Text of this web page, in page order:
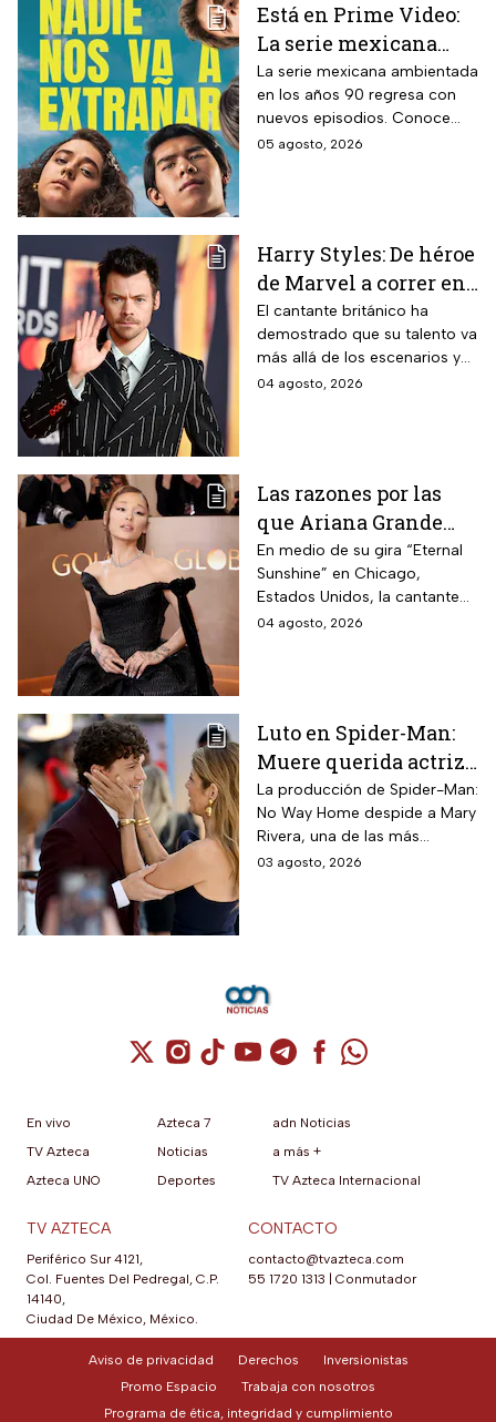
Está en Prime Video:
La serie mexicana
noventera de la que
todos están hablando
y que se ve en un fin
de semana
La serie mexicana ambientada
en los años 90 regresa con
nuevos episodios. Conoce
cuándo se estrena, qué
05 agosto, 2026
Harry Styles: De héroe
de Marvel a correr en
Chapultepec; las
apariciones del
cantante en el cine
El cantante británico ha
demostrado que su talento va
más allá de los escenarios y
ha llegado a la pantalla
04 agosto, 2026
Las razones por las
que Ariana Grande
hará una pausa en su
carrera
En medio de su gira “Eternal
Sunshine” en Chicago,
Estados Unidos, la cantante
informó a sus fanáticos que
04 agosto, 2026
Luto en Spider-Man:
Muere querida actriz
por derrame cerebral;
esto se sabe
La producción de Spider-Man:
No Way Home despide a Mary
Rivera, una de las más
queridas actrices que dieron
03 agosto, 2026
Cuenta de X / Twitter (se abre en una
Cuenta de Instagram (se abre en una
Cuenta de TikTok (se abre en
Cuenta de YouTube (se abre
Cuenta de Telegram (se
Cuenta de
Cuenta de
En vivo
TV Azteca
Azteca UNO
Azteca 7
Noticias
Deportes
adn Noticias
a más +
TV Azteca Internacional
TV AZTECA
Periférico Sur 4121,
Col. Fuentes Del Pedregal, C.P.
14140,
Ciudad De México, México.
CONTACTO
contacto@tvazteca.com
55 1720 1313
Conmutador
Aviso de privacidad Derechos
Inversionistas
Promo Espacio
Trabaja con nosotros
Programa de ética, integridad y cumplimiento